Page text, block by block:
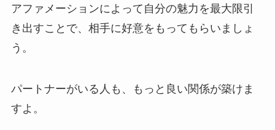
アファメーションによって自分の魅力を最大限引
き出すことで、相手に好意をもってもらいましょ
う。
パートナーがいる人も、もっと良い関係が築けま
すよ。